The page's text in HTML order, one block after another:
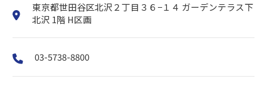
東京都世田谷区北沢２丁目３６−１４ ガーデンテラス下
北沢 1階 H区画
03-5738-8800